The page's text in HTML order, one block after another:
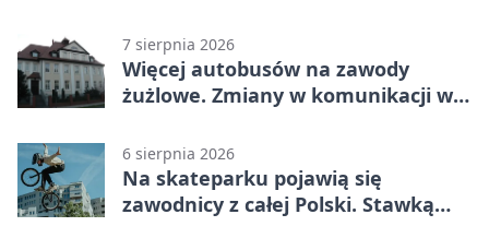
7 sierpnia 2026
Więcej autobusów na zawody
żużlowe. Zmiany w komunikacji w
6 sierpnia 2026
Na skateparku pojawią się
zawodnicy z całej Polski. Stawką